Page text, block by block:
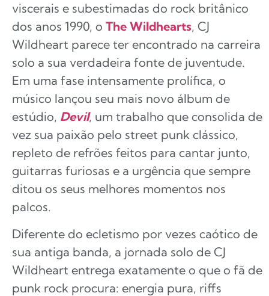
viscerais e subestimadas do rock britânico
dos anos 1990, o The Wildhearts, CJ
Wildheart parece ter encontrado na carreira
solo a sua verdadeira fonte de juventude.
Em uma fase intensamente prolífica, o
músico lançou seu mais novo álbum de
estúdio, Devil, um trabalho que consolida de
vez sua paixão pelo street punk clássico,
repleto de refrões feitos para cantar junto,
guitarras furiosas e a urgência que sempre
ditou os seus melhores momentos nos
palcos.
Diferente do ecletismo por vezes caótico de
sua antiga banda, a jornada solo de CJ
Wildheart entrega exatamente o que o fã de
punk rock procura: energia pura, riffs